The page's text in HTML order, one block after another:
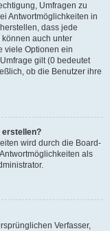
Umfragen zu
Antwortmöglichkeiten in
dass jede
auch unter
viele Optionen ein
gilt (0 bedeutet
ob die Benutzer ihre
erstellen?
wird durch die Board-
als
Verfasser,